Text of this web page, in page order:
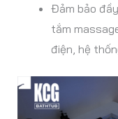
Đảm bảo
tắm
điện, hệ